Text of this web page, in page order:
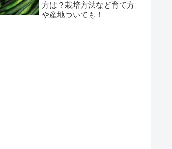
方は？栽培方法など育て方
や産地ついても！